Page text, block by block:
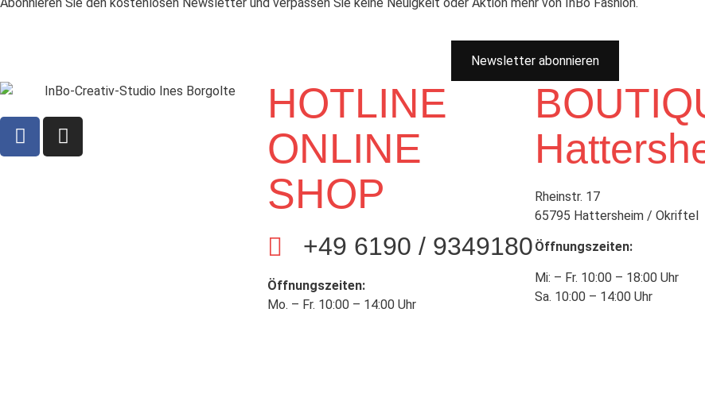
Newsletter abonnieren
HOTLINE
ONLINE
SHOP
+49 6190 / 9349180
Öffnungszeiten:
Mo. – Fr. 10:00 – 14:00 Uhr
Rheinstr. 17
65795 Hattersheim / Okriftel
Öffnungszeiten:
Mi: – Fr. 10:00 – 18:00 Uhr
Sa. 10:00 – 14:00 Uhr